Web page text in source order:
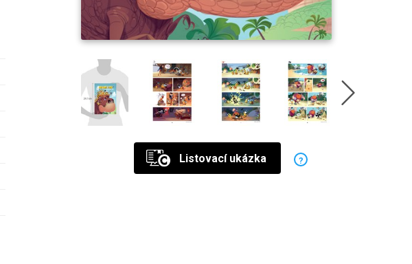
Listovací ukázka ?